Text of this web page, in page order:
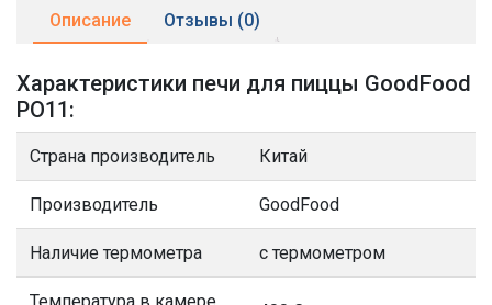
Описание Отзывы (0)
Характеристики печи для пиццы GoodFood
PO11:
Страна производитель Китай
Производитель GoodFood
Наличие термометра с термометром